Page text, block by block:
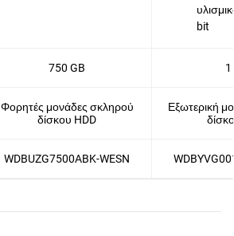
bit
750 GB 1
Φορητές μονάδες σκληρού
δίσκου HDD
Εξωτερική
WDBUZG7500ABK-WESN